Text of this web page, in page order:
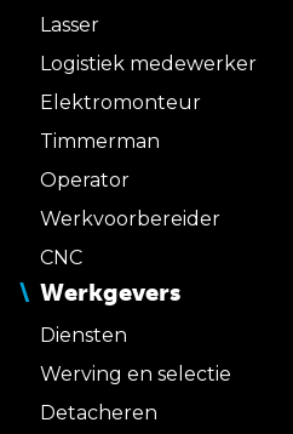
Lasser
Logistiek medewerker
Elektromonteur
Timmerman
Operator
Werkvoorbereider
CNC
Werkgevers
Diensten
Werving en selectie
Detacheren